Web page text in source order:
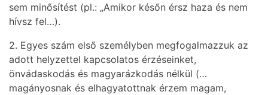
sem minősítést (pl.: „Amikor későn érsz haza és nem
hívsz fel…).
2. Egyes szám első személyben megfogalmazzuk az
adott helyzettel kapcsolatos érzéseinket,
önvádaskodás és magyarázkodás nélkül (…
magányosnak és elhagyatottnak érzem magam,